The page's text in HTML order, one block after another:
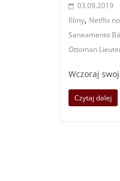
03.09.2019
filmy, Netflix
Saneamento
Ottoman
Wczoraj
Czytaj dalej